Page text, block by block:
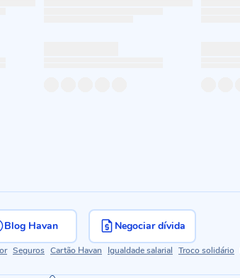
Blog Havan Negociar dívida
Seguros Cartão Havan Igualdade salarial Troco solidário